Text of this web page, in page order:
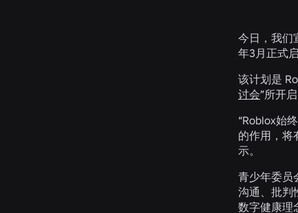
今日，我们
年3月正式
该计划是
讨会”所开
“Roblox始
的作用，将
示。
青少年委员
沟通、批判
数字健康理